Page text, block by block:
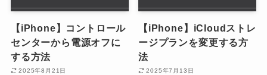
【iPhone】コントロール
センターから電源オフに
する方法
2025年8月21日
【iPhone】iCloudストレ
ージプランを変更する方
法
2025年7月13日